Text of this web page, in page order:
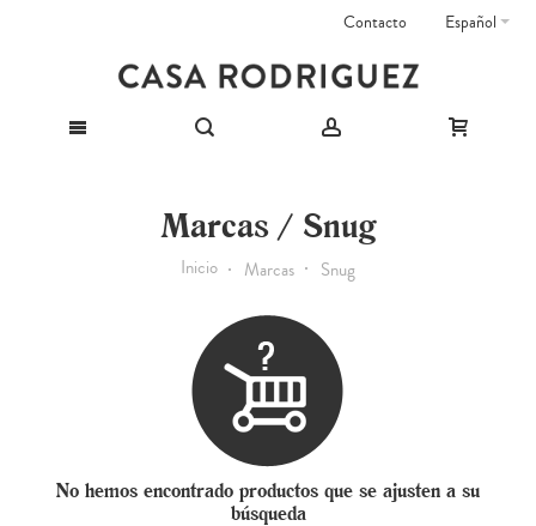
Español
Contacto
Marcas / Snug
Inicio Marcas Snug
No hemos encontrado productos que se ajusten a su
búsqueda